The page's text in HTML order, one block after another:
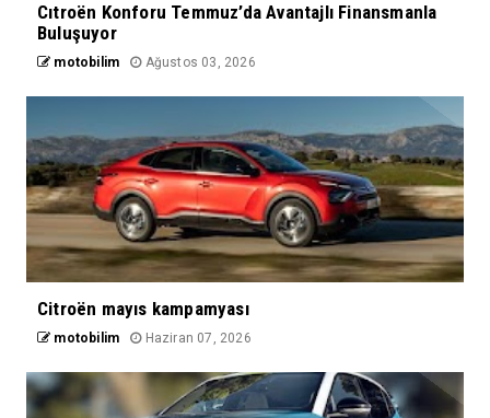
Cıtroën Konforu Temmuz’da Avantajlı Finansmanla
Buluşuyor
motobilim Ağustos 03, 2026
Citroën mayıs kampamyası
motobilim Haziran 07, 2026